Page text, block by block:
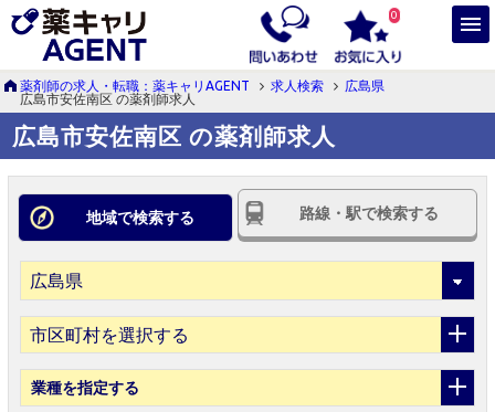
0
薬剤師の求人・転職：薬キャリAGENT 求人検索
広島県
広島市安佐南区 の薬剤師求人
広島市安佐南区 の薬剤師求人
地域で検索する 路線・駅で検索する
市区町村を選択する
業種を指定する